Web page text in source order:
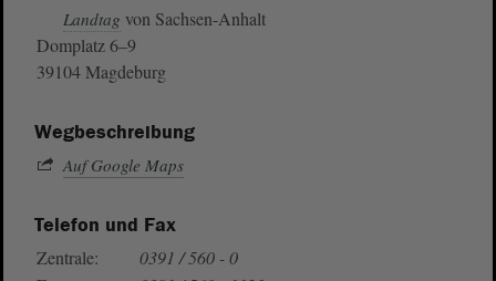
Landtag von Sachsen-Anhalt
Domplatz 6–9
39104 Magdeburg
Wegbeschreibung
Auf Google Maps
Telefon und Fax
Zentrale:
0391 / 560 - 0